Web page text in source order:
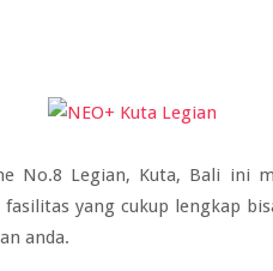
No.8 Legian, Kuta, Bali ini
yang cukup lengkap
anda.